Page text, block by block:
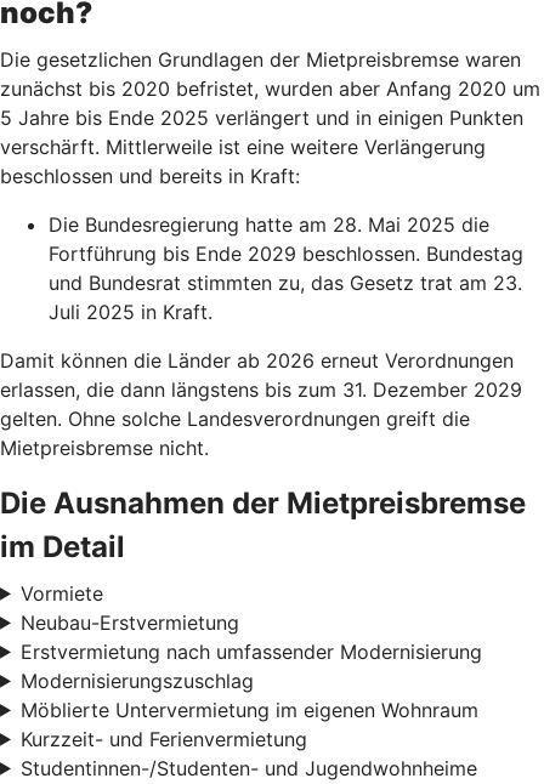
noch?
Die gesetzlichen Grundlagen der Mietpreisbremse waren
zunächst bis 2020 befristet, wurden aber Anfang 2020 um
5 Jahre bis Ende 2025 verlängert und in einigen Punkten
verschärft. Mittlerweile ist eine weitere Verlängerung
beschlossen und bereits in Kraft:
Die Bundesregierung hatte am 28. Mai 2025 die
Fortführung bis Ende 2029 beschlossen. Bundestag
und Bundesrat stimmten zu, das Gesetz trat am 23.
Juli 2025 in Kraft.
Damit können die Länder ab 2026 erneut Verordnungen
erlassen, die dann längstens bis zum 31. Dezember 2029
gelten. Ohne solche Landesverordnungen greift die
Mietpreisbremse nicht.
Die Ausnahmen der Mietpreisbremse
im Detail
Vormiete
Neubau-Erstvermietung
Erstvermietung nach umfassender Modernisierung
Modernisierungszuschlag
Möblierte Untervermietung im eigenen Wohnraum
Kurzzeit- und Ferienvermietung
Studentinnen-/Studenten- und Jugendwohnheime